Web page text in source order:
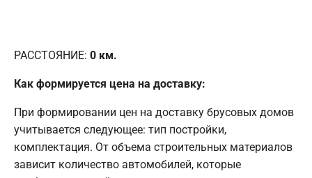
РАССТОЯНИЕ: 0 км.
Как формируется цена на доставку:
При формировании цен на доставку брусовых домов
учитывается следующее: тип постройки,
комплектация. От объема строительных материалов
зависит количество автомобилей, которые